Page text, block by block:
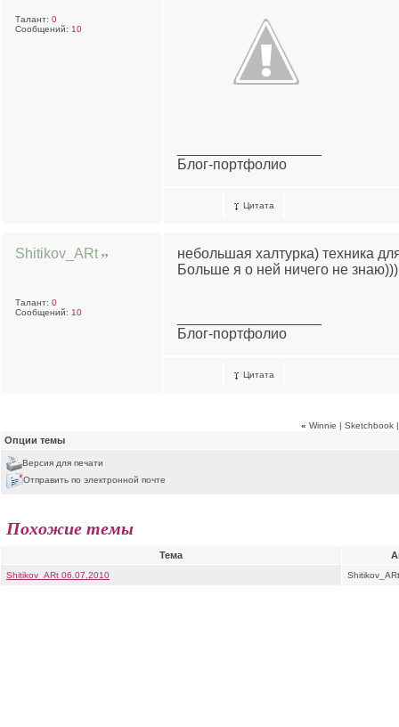
Талант: 0
Сообщений: 10
Блог-портфолио
Цитата
Shitikov_ARt
Талант: 0
Сообщений: 10
небольшая халтурка) техника
Больше я о ней ничего не знаю)))
Блог-портфолио
Цитата
« Winnie | Sketchbook
Опции темы
Версия для печати
Отправить по электронной почте
Похожие темы
Тема
Shitikov_ARt 06.07.2010 Shitikov_ARt